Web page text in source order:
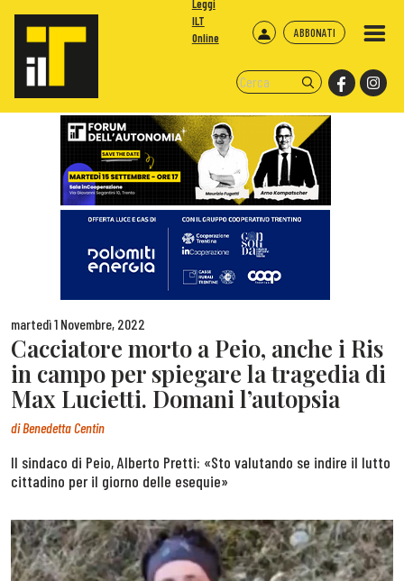
ABBONATI
Leggi
ILT
Online
martedì 1 Novembre, 2022
Cacciatore morto a Peio, anche i Ris
in campo per spiegare la tragedia di
Max Lucietti. Domani l’autopsia
diBenedetta Centin
Il sindaco di Peio, Alberto Pretti: «Sto valutando se indire il lutto
cittadino per il giorno delle esequie»